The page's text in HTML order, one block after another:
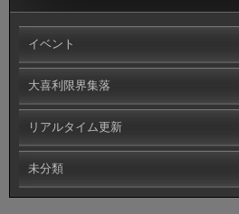
イベント
大喜利限界集落
リアルタイム更新
未分類